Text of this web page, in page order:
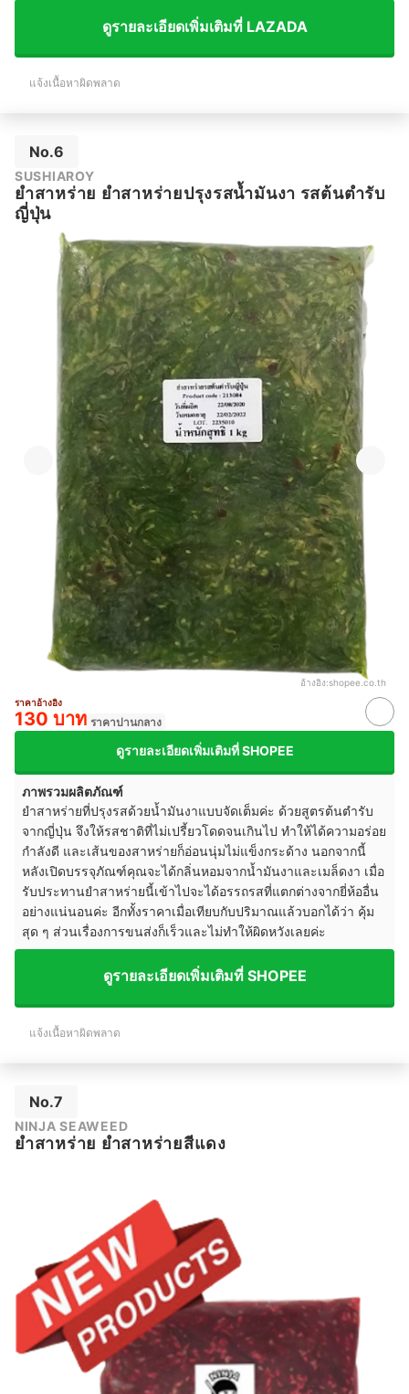
ดูรายละเอียดเพิ่มเติมที่ LAZADA
แจ้งเนื้อหาผิดพลาด
No.6
SUSHIAROY
ยำสาหร่าย ยำสาหร่ายปรุงรสน้ำมันงา รสต้นตำรับ
ญี่ปุ่น
อ้างอิง:shopee.co.th
ราคาอ้างอิง
130 บาท ราคาปานกลาง
ดูรายละเอียดเพิ่มเติมที่ SHOPEE
ภาพรวมผลิตภัณฑ์
ยำสาหร่ายที่ปรุงรสด้วยน้ำมันงาแบบจัดเต็มค่ะ ด้วยสูตรต้นตำรับ
จากญี่ปุ่น จึงให้รสชาติที่ไม่เปรี้ยวโดดจนเกินไป ทำให้ได้ความอร่อย
กำลังดี และเส้นของสาหร่ายก็อ่อนนุ่มไม่แข็งกระด้าง นอกจากนี้
หลังเปิดบรรจุภัณฑ์คุณจะได้กลิ่นหอมจากน้ำมันงาและเมล็ดงา เมื่อ
รับประทานยำสาหร่ายนี้เข้าไปจะได้อรรถรสที่แตกต่างจากยี่ห้ออื่น
อย่างแน่นอนค่ะ อีกทั้งราคาเมื่อเทียบกับปริมาณแล้วบอกได้ว่า คุ้ม
สุด ๆ ส่วนเรื่องการขนส่งก็เร็วและไม่ทำให้ผิดหวังเลยค่ะ
ดูรายละเอียดเพิ่มเติมที่ SHOPEE
แจ้งเนื้อหาผิดพลาด
No.7
NINJA SEAWEED
ยำสาหร่าย ยำสาหร่ายสีแดง